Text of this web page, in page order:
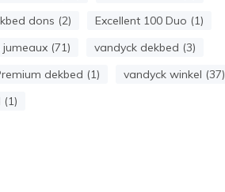
dons (2)
Excellent 100 Duo (1)
jumeaux (71)
vandyck dekbed (3)
dekbed (1)
vandyck winkel (37)